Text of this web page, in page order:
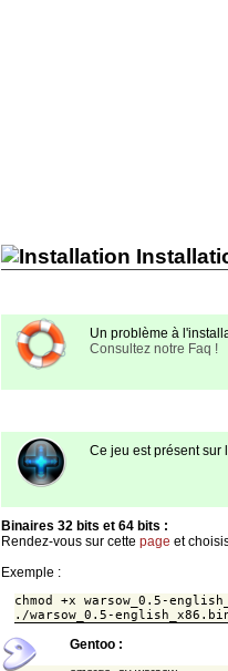
Un problème à
Consultez notre Faq !
Ce jeu est présent sur
Binaires 32 bits et 64 bits :
Rendez-vous sur cette page et
Exemple :
chmod +x warsow_0.5-
./warsow_0.5-
Gentoo :